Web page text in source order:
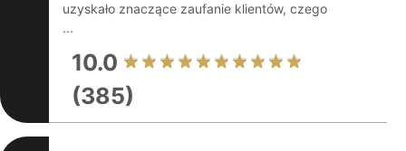
uzyskało znaczące zaufanie klientów, czego
...
10.0
(385)